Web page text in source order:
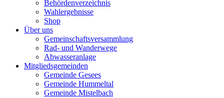
Behördenverzeichnis
Wahlergebnisse
Shop
Über uns
Gemeinschaftsversammlung
Rad- und Wanderwege
Abwasseranlage
Mitgliedsgemeinden
Gemeinde Gesees
Gemeinde Hummeltal
Gemeinde Mistelbach